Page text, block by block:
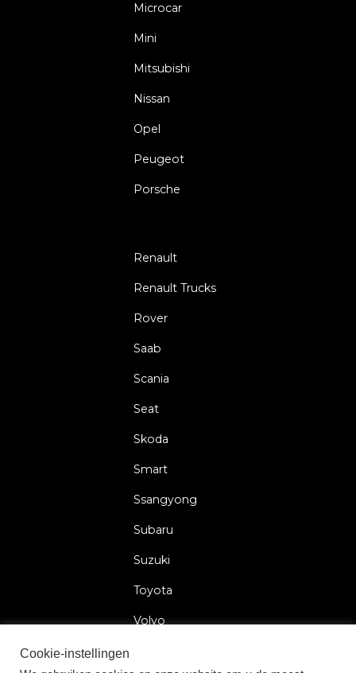
Microcar
Mini
Mitsubishi
Nissan
Opel
Peugeot
Porsche
Renault
Renault Trucks
Rover
Saab
Scania
Seat
Skoda
Smart
Ssangyong
Subaru
Suzuki
Toyota
Volvo
Cookie-instellingen